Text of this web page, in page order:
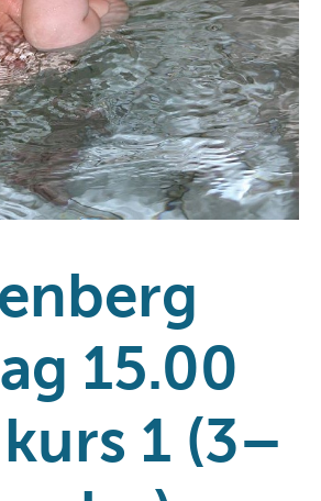
15.00
1 (3–